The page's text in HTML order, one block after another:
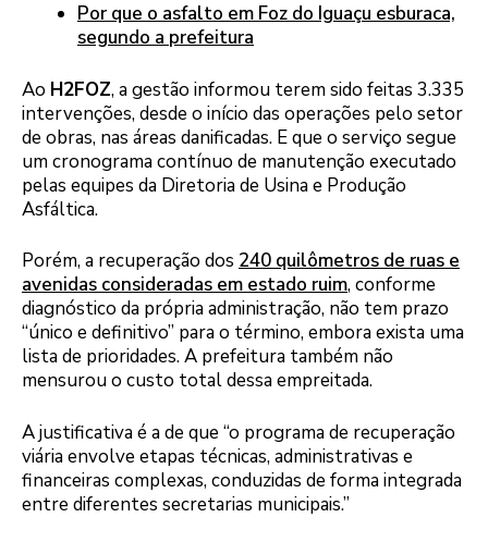
Por que o asfalto em Foz do Iguaçu esburaca,
segundo a prefeitura
Ao H2FOZ, a gestão informou terem sido feitas 3.335
intervenções, desde o início das operações pelo setor
de obras, nas áreas danificadas. E que o serviço segue
um cronograma contínuo de manutenção executado
pelas equipes da Diretoria de Usina e Produção
Asfáltica.
Porém, a recuperação dos 240 quilômetros de ruas e
avenidas consideradas em estado ruim, conforme
diagnóstico da própria administração, não tem prazo
“único e definitivo” para o término, embora exista uma
lista de prioridades. A prefeitura também não
mensurou o custo total dessa empreitada.
A justificativa é a de que “o programa de recuperação
viária envolve etapas técnicas, administrativas e
financeiras complexas, conduzidas de forma integrada
entre diferentes secretarias municipais.”